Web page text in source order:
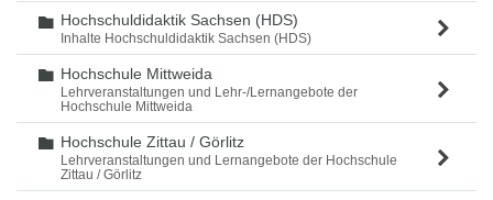
Ordner
Hochschuldidaktik Sachsen (HDS)
Inhalte Hochschuldidaktik Sachsen (HDS)
Ordner
Hochschule Mittweida
Lehrveranstaltungen und Lehr-/Lernangebote der
Hochschule Mittweida
Ordner
Hochschule Zittau / Görlitz
Lehrveranstaltungen und Lernangebote der Hochschule
Zittau / Görlitz